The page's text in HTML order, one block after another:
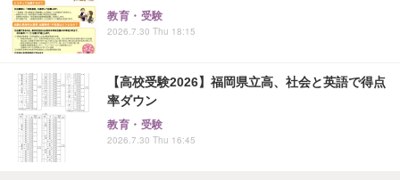
教育・受験
2026.7.30 Thu 18:15
【高校受験2026】福岡県立高、社会と英語で得点
率ダウン
教育・受験
2026.7.30 Thu 16:45